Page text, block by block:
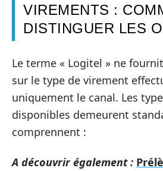
VIREMENTS :
DISTINGUER LES
Le terme « Logitel » ne
sur le type de virement
uniquement le canal. Les
disponibles demeurent
comprennent :
A découvrir également :